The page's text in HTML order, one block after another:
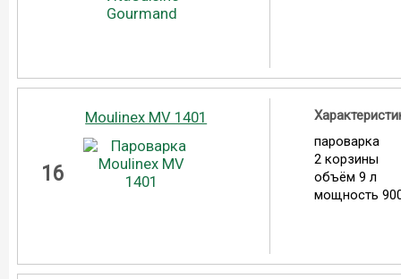
16
Moulinex MV 1401
пароварка
2 корзины
объём 9 л
мощность